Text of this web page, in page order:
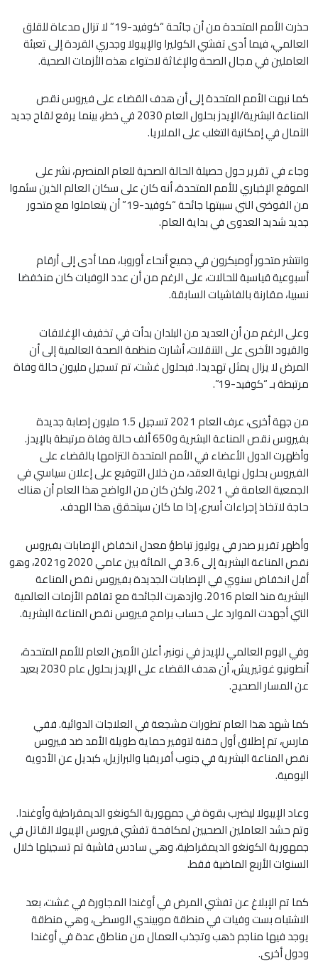
حذرت الأمم المتحدة من أن جائحة “كوفيد-19” لا تزال مدعاة للقلق
العالمي، فيما أدى تفشي الكوليرا والإيبولا وجدري القردة إلى تعبئة
العاملين في مجال الصحة والإغاثة لاحتواء هذه الأزمات الصحية.
كما نبهت الأمم المتحدة إلى أن هدف القضاء على فيروس نقص
المناعة البشرية/الإيدز بحلول العام 2030 في خطر، بينما يرفع لقاح جديد
الآمال في إمكانية التغلب على الملاريا.
وجاء في تقرير حول حصيلة الحالة الصحية للعام المنصرم، نشر على
الموقع الإخباري للأمم المتحدة، أنه كان على سكان العالم الذين سئموا
من الفوضى التي سببتها جائحة “كوفيد-19” أن يتعاملوا مع متحور
جديد شديد العدوى في بداية العام.
وانتشر متحور أوميكرون في جميع أنحاء أوروبا، مما أدى إلى أرقام
أسبوعية قياسية للحالات، على الرغم من أن عدد الوفيات كان منخفضا
نسبيا، مقارنة بالفاشيات السابقة.
وعلى الرغم من أن العديد من البلدان بدأت في تخفيف الإغلاقات
والقيود الأخرى على التنقلات، أشارت منظمة الصحة العالمية إلى أن
المرض لا يزال يمثل تهديدا. فبحلول غشت، تم تسجيل مليون حالة وفاة
مرتبطة بـ “كوفيد-19”.
من جهة أخرى، عرف العام 2021 تسجيل 1.5 مليون إصابة جديدة
بفيروس نقص المناعة البشرية و650 ألف حالة وفاة مرتبطة بالإيدز.
وأظهرت الدول الأعضاء في الأمم المتحدة التزامها بالقضاء على
الفيروس بحلول نهاية العقد، من خلال التوقيع على إعلان سياسي في
الجمعية العامة في 2021، ولكن كان من الواضح هذا العام أن هناك
حاجة لاتخاذ إجراءات أسرع، إذا ما كان سيتحقق هذا الهدف.
وأظهر تقرير صدر في يوليوز تباطؤ معدل انخفاض الإصابات بفيروس
نقص المناعة البشرية إلى 3.6 في المائة بين عامي 2020 و2021، وهو
أقل انخفاض سنوي في الإصابات الجديدة بفيروس نقص المناعة
البشرية منذ العام 2016. وازدهرت الجائحة مع تفاقم الأزمات العالمية
التي أجهدت الموارد على حساب برامج فيروس نقص المناعة البشرية.
وفي اليوم العالمي للإيدز في نونبر، أعلن الأمين العام للأمم المتحدة،
أنطونيو غوتيريش، أن هدف القضاء على الإيدز بحلول عام 2030 بعيد
عن المسار الصحيح.
كما شهد هذا العام تطورات مشجعة في العلاجات الدوائية. ففي
مارس، تم إطلاق أول حقنة لتوفير حماية طويلة الأمد ضد فيروس
نقص المناعة البشرية في جنوب أفريقيا والبرازيل، كبديل عن الأدوية
اليومية.
وعاد الإيبولا ليضرب بقوة في جمهورية الكونغو الديمقراطية وأوغندا.
وتم حشد العاملين الصحيين لمكافحة تفشي فيروس الإيبولا القاتل في
جمهورية الكونغو الديمقراطية، وهي سادس فاشية تم تسجيلها خلال
السنوات الأربع الماضية فقط.
كما تم الإبلاغ عن تفشي المرض في أوغندا المجاورة في غشت، بعد
الاشتباه بست وفيات في منطقة موبيندي الوسطى، وهي منطقة
يوجد فيها مناجم ذهب وتجذب العمال من مناطق عدة في أوغندا
ودول أخرى.